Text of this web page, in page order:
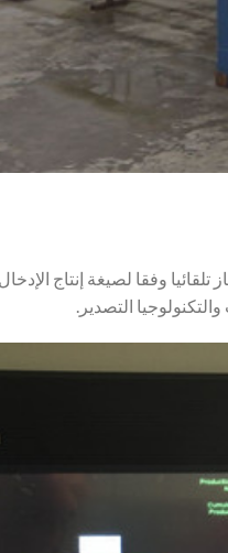
وفقا لصيغة إنتاج
التصدير.